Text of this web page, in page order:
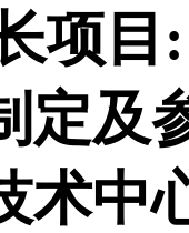
项目:
定及
术中